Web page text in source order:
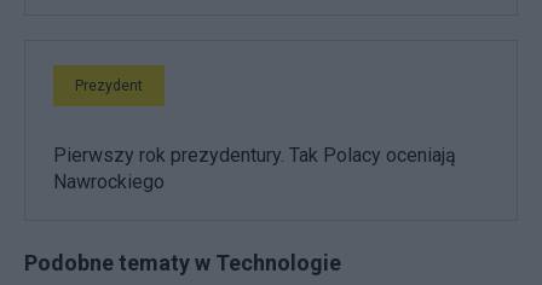
Prezydent
Pierwszy rok prezydentury. Tak Polacy oceniają
Nawrockiego
Podobne tematy w Technologie